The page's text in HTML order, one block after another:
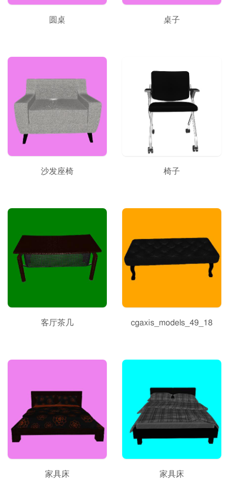
圆桌 桌子
沙发座椅 椅子
客厅茶几 cgaxis_models_49_18
家具床 家具床